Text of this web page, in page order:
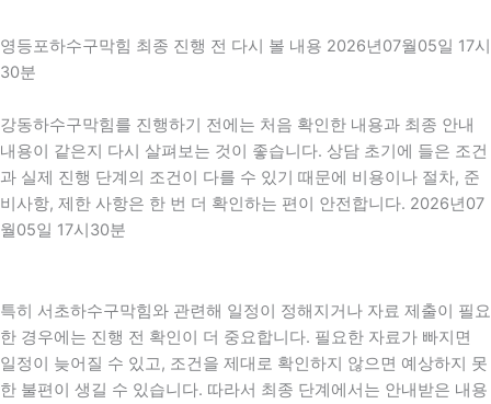
영등포하수구막힘 최종 진행 전 다시 볼 내용 2026년07월05일 17시
30분
강동하수구막힘를 진행하기 전에는 처음 확인한 내용과 최종 안내
내용이 같은지 다시 살펴보는 것이 좋습니다. 상담 초기에 들은 조건
과 실제 진행 단계의 조건이 다를 수 있기 때문에 비용이나 절차, 준
비사항, 제한 사항은 한 번 더 확인하는 편이 안전합니다. 2026년07
월05일 17시30분
특히 서초하수구막힘와 관련해 일정이 정해지거나 자료 제출이 필요
한 경우에는 진행 전 확인이 더 중요합니다. 필요한 자료가 빠지면
일정이 늦어질 수 있고, 조건을 제대로 확인하지 않으면 예상하지 못
한 불편이 생길 수 있습니다. 따라서 최종 단계에서는 안내받은 내용